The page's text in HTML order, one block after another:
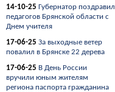
14-10-25 Губернатор поздравил
педагогов Брянской области с
Днем учителя
17-06-25 За выходные ветер
повалил в Брянске 22 дерева
17-06-25 В День России
вручили юным жителям
региона паспорта гражданина